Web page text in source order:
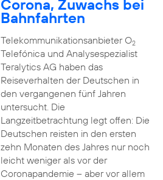
Corona, Zuwachs bei
Bahnfahrten
Telekommunikationsanbieter O2
Telefónica und Analysespezialist
Teralytics AG haben das
Reiseverhalten der Deutschen in
den vergangenen fünf Jahren
untersucht. Die
Langzeitbetrachtung legt offen: Die
Deutschen reisten in den ersten
zehn Monaten des Jahres nur noch
leicht weniger als vor der
Coronapandemie – aber vor allem